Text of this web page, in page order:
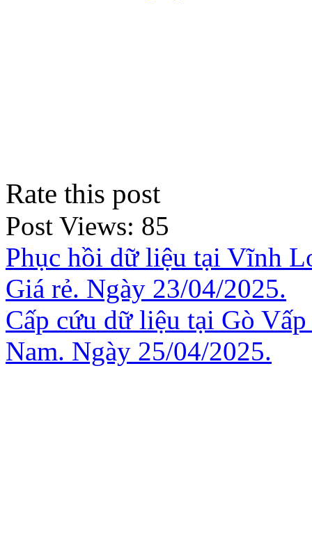
Rate this post
Post Views: 85
Phục hồi dữ liệu tại Vĩnh
Giá rẻ. Ngày 23/04/2025.
Cấp cứu dữ liệu tại Gò
Nam. Ngày 25/04/2025.